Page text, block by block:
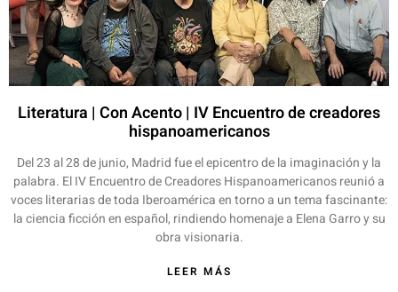
Literatura | Con Acento | IV Encuentro de creadores
hispanoamericanos
Del 23 al 28 de junio, Madrid fue el epicentro de la imaginación y la
palabra. El IV Encuentro de Creadores Hispanoamericanos reunió a
voces literarias de toda Iberoamérica en torno a un tema fascinante:
la ciencia ficción en español, rindiendo homenaje a Elena Garro y su
obra visionaria.
LEER MÁS